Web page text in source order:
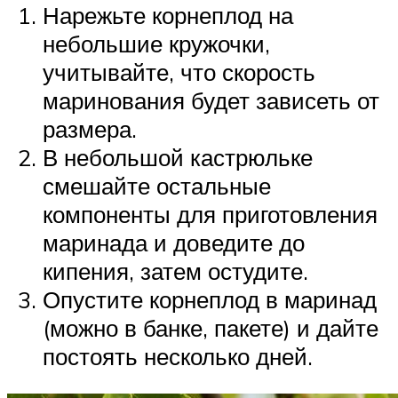
Нарежьте корнеплод на
небольшие кружочки,
учитывайте, что скорость
маринования будет зависеть от
размера.
В небольшой кастрюльке
смешайте остальные
компоненты для приготовления
маринада и доведите до
кипения, затем остудите.
Опустите корнеплод в маринад
(можно в банке, пакете) и дайте
постоять несколько дней.